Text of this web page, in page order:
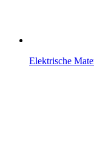
Elektrische